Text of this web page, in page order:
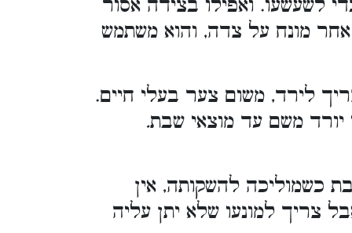
לשעשעו. ואפילו בצידה אסור
מונח על צדה, והוא משתמש
לירד, משום צער בעלי חיים.
משם עד מוצאי שבת.
כשמוליכה להשקותה, אין
צריך למונעו שלא יתן עליה